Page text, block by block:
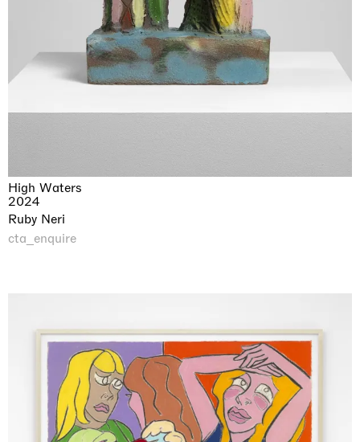
High Waters
2024
Ruby Neri
cta_enquire